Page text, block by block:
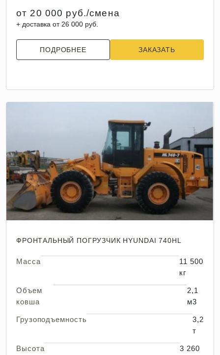
от 20 000 руб./смена
+ доставка от 26 000 руб.
ПОДРОБНЕЕ ЗАКАЗАТЬ
ФРОНТАЛЬНЫЙ ПОГРУЗЧИК HYUNDAI 740HL
Масса
11 500
кг
Объем
ковша
2,1
м3
Грузоподъемность
3,2
т
Высота
3 260